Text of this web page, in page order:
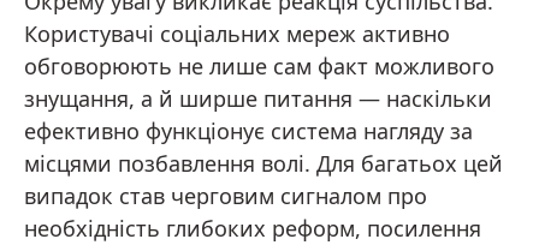
Користувачі соціальних мереж активно
обговорюють не лише сам факт можливого
знущання, а й ширше питання — наскільки
ефективно функціонує система нагляду за
місцями позбавлення волі. Для багатьох цей
випадок став черговим сигналом про
необхідність глибоких реформ, посилення